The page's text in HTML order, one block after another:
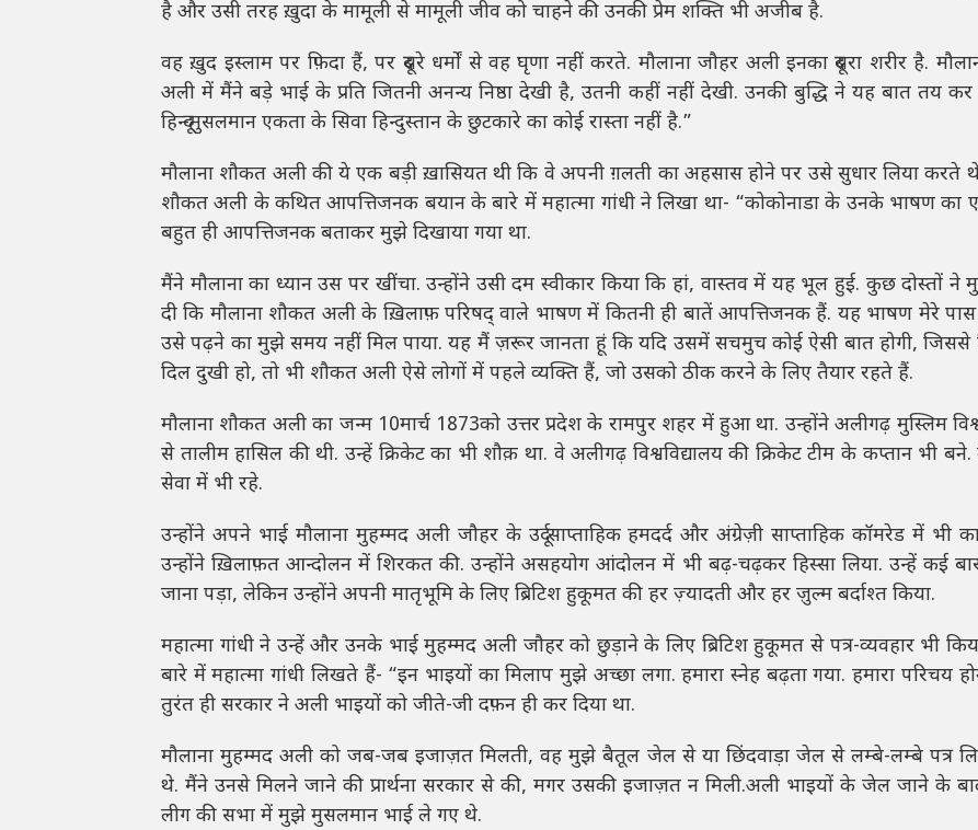
है और उसी तरह ख़ुदा के मामूली से मामूली जीव को चाहने की उनकी प्रेम शक्ति भी अजीब है.
वह ख़ुद इस्लाम पर फ़िदा हैं, पर दूसरे धर्मों से वह घृणा नहीं करते. मौलाना जौहर अली इनका दूसरा शरीर है.
अली में मैंने बड़े भाई के प्रति जितनी अनन्य निष्ठा देखी है, उतनी कहीं नहीं देखी. उनकी बुद्धि ने यह बात तय
हिन्दू-मुसलमान एकता के सिवा हिन्दुस्तान के छुटकारे का कोई रास्ता नहीं है.”
मौलाना शौकत अली की ये एक बड़ी ख़ासियत थी कि वे अपनी ग़लती का अहसास होने पर उसे सुधार लिया करते
शौकत अली के कथित आपत्तिजनक बयान के बारे में महात्मा गांधी ने लिखा था- “कोकोनाडा के उनके भाषण का
बहुत ही आपत्तिजनक बताकर मुझे दिखाया गया था.
मैंने मौलाना का ध्यान उस पर खींचा. उन्होंने उसी दम स्वीकार किया कि हां, वास्तव में यह भूल हुई. कुछ दोस्तों ने
दी कि मौलाना शौकत अली के ख़िलाफ़ परिषद् वाले भाषण में कितनी ही बातें आपत्तिजनक हैं. यह भाषण मेरे
उसे पढ़ने का मुझे समय नहीं मिल पाया. यह मैं ज़रूर जानता हूं कि यदि उसमें सचमुच कोई ऐसी बात होगी, जिससे
दिल दुखी हो, तो भी शौकत अली ऐसे लोगों में पहले व्यक्ति हैं, जो उसको ठीक करने के लिए तैयार रहते हैं.
मौलाना शौकत अली का जन्म 10मार्च 1873को उत्तर प्रदेश के रामपुर शहर में हुआ था. उन्होंने अलीगढ़ मुस्लिम
से तालीम हासिल की थी. उन्हें क्रिकेट का भी शौक़ था. वे अलीगढ़ विश्वविद्यालय की क्रिकेट टीम के कप्तान भी बने.
सेवा में भी रहे.
उन्होंने अपने भाई मौलाना मुहम्मद अली जौहर के उर्दू साप्ताहिक हमदर्द और अंग्रेज़ी साप्ताहिक कॉमरेड में भी
उन्होंने ख़िलाफ़त आन्दोलन में शिरकत की. उन्होंने असहयोग आंदोलन में भी बढ़-चढ़कर हिस्सा लिया. उन्हें कई
जाना पड़ा, लेकिन उन्होंने अपनी मातृभूमि के लिए ब्रिटिश हुकूमत की हर ज़्यादती और हर ज़ुल्म बर्दाश्त किया.
महात्मा गांधी ने उन्हें और उनके भाई मुहम्मद अली जौहर को छुड़ाने के लिए ब्रिटिश हुकूमत से पत्र-व्यवहार भी
बारे में महात्मा गांधी लिखते हैं- “इन भाइयों का मिलाप मुझे अच्छा लगा. हमारा स्नेह बढ़ता गया. हमारा परिचय
तुरंत ही सरकार ने अली भाइयों को जीते-जी दफ़न ही कर दिया था.
मौलाना मुहम्मद अली को जब-जब इजाज़त मिलती, वह मुझे बैतूल जेल से या छिंदवाड़ा जेल से लम्बे-लम्बे पत्र
थे. मैंने उनसे मिलने जाने की प्रार्थना सरकार से की, मगर उसकी इजाज़त न मिली.अली भाइयों के जेल जाने के
लीग की सभा में मुझे मुसलमान भाई ले गए थे.